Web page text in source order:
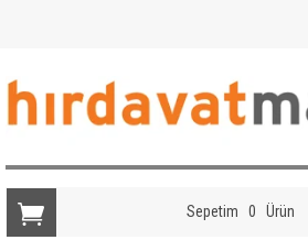
Sepetim 0 Ürün